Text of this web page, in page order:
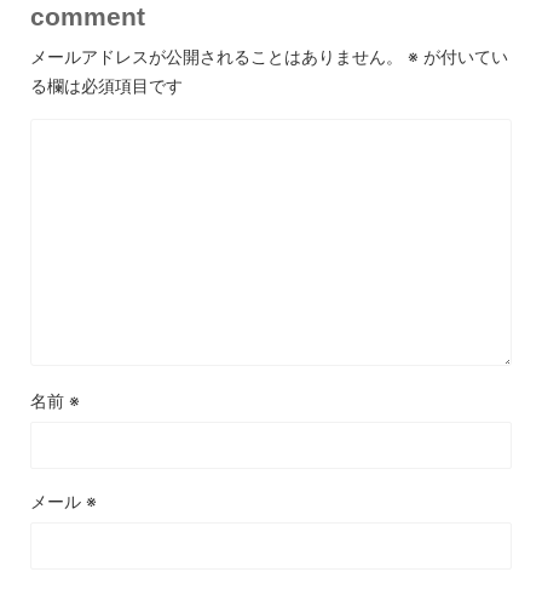
comment
メールアドレスが公開されることはありません。 ※ が付いてい
る欄は必須項目です
名前 ※
メール ※